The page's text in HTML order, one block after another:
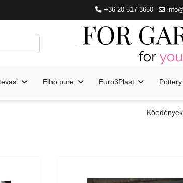
+36-20-517-3650
Elho pure Euro3Plast
Kőedények